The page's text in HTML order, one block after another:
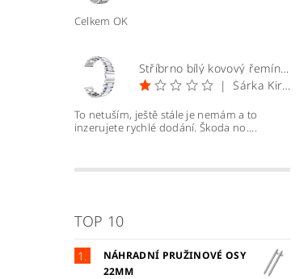
Celkem OK
Stříbrno bílý kovový řemínek 22mm
|
Šárka Kirchnerová
To netuším, ještě stále je nemám a to
inzerujete rychlé dodání. Škoda no....
TOP 10
NÁHRADNÍ PRUŽINOVÉ OSY
22MM